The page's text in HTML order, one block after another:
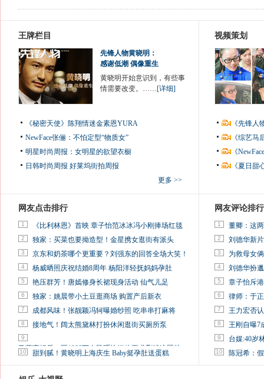
王牌栏目
先锋人物黄晓明：
感谢低潮 偶像重生
黄晓明开始意识到，有些事
情需要改变。……[详细]
《秘密天使》陈翔情迷金素恩YURA
NewFace张俪：不怕定型“物质女”
明星时尚周报：女明星的欲望衣橱
日韩时尚周报 好莱坞街拍周报
更多 >>
视频策划
《先锋
《综艺
《
《夏日
网友点击排行
1 《比利林恩》首映 章子怡范冰冰冯小刚捧场红毯
2 独家：买菜也要拗造型！金星携女逛街有派头
3 京东和奶茶哪个更重要？刘强东的回答全场大笑！
4 杨威晒照庆祝结婚8周年 杨阳洋轻抚妈妈孕肚
5 艳压群芳！唐嫣修身长裙现身活动 仙气儿足
6 独家：姚晨带小土豆逛商场 购置产后新衣
7 成都风味！张靓颖冯轲曝婚纱照 吃串串打麻将
8 接地气！阔太熊黛林打扮休闲逛街买厕所泵
9
马蓉离婚后，砸1000万人民币给媒体要求删掉这照片
10 甜到腻！黄晓明上海庆生 Baby挺孕肚送蛋糕
网友评论排行
1 董卿：这
2 刘德华新
3 为救母女
4 刘德华扮
5 章子怡斥
6 律师：于
7 王力宏否
8 王刚自曝7
9 台媒:40岁
10 陈冠希：